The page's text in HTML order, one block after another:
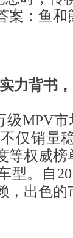
案：鱼
实力背书
MPV市
仅销量
等权威
型。自
，出色